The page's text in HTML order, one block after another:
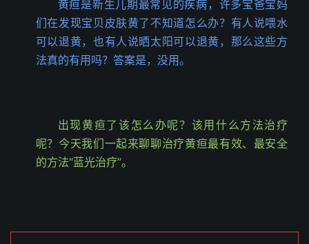
黄疸是新生儿期最常见的疾病，许多宝爸宝妈
们在发现宝贝皮肤黄了不知道怎么办？有人说喂水
可以退黄，也有人说晒太阳可以退黄，那么这些方
法真的有用吗？答案是，没用。
出现黄疸了该怎么办呢？该用什么方法治疗
呢？今天我们一起来聊聊治疗黄疸最有效、最安全
的方法“蓝光治疗”。